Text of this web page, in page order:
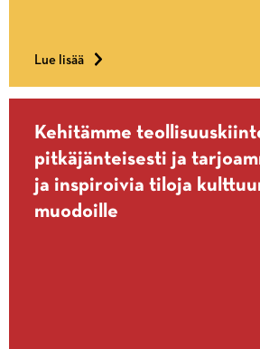
Lue lisää
Tapahtumat
uutta
yhteisöllisyyttä
Kehitämme
pitkäjänteisesti ja
ja inspiroivia tiloja
muodoille